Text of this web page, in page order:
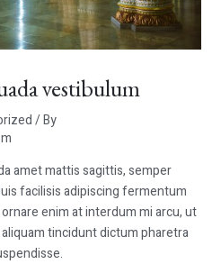
vestibulum
/ By
amet mattis sagittis, semper
facilisis adipiscing fermentum
enim at interdum mi arcu, ut
tincidunt dictum pharetra